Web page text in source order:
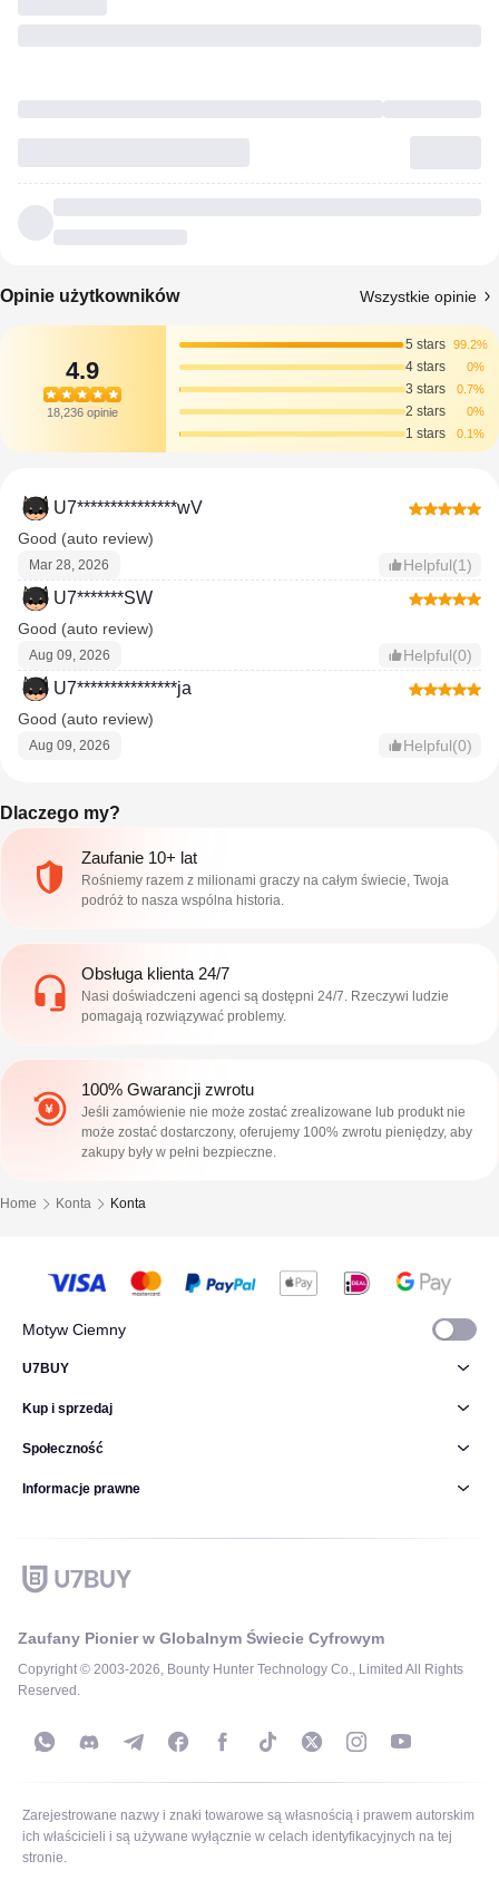
Opinie użytkowników Wszystkie opinie
4.9
18,236 opinie
5 stars 99.2%
4 stars 0%
3 stars 0.7%
2 stars 0%
1 stars 0.1%
U7***************wV
Good (auto review)
Mar 28, 2026 Helpful(1)
U7*******SW
Good (auto review)
Aug 09, 2026 Helpful(0)
U7***************ja
Good (auto review)
Aug 09, 2026 Helpful(0)
Dlaczego my?
Zaufanie 10+ lat
Rośniemy razem z milionami graczy na całym świecie, Twoja
podróż to nasza wspólna historia.
Obsługa klienta 24/7
Nasi doświadczeni agenci są dostępni 24/7. Rzeczywi ludzie
pomagają rozwiązywać problemy.
100% Gwarancji zwrotu
Jeśli zamówienie nie może zostać zrealizowane lub produkt nie
może zostać dostarczony, oferujemy 100% zwrotu pieniędzy, aby
zakupy były w pełni bezpieczne.
Home Konta Konta
Motyw Ciemny
Zaufany Pionier w Globalnym Świecie Cyfrowym
Copyright © 2003-2026, Bounty Hunter Technology Co., Limited All Rights
Reserved.
U7BUY
Kup i sprzedaj
Społeczność
Informacje prawne
Zarejestrowane nazwy i znaki towarowe są własnością i prawem autorskim
ich właścicieli i są używane wyłącznie w celach identyfikacyjnych na tej
stronie.